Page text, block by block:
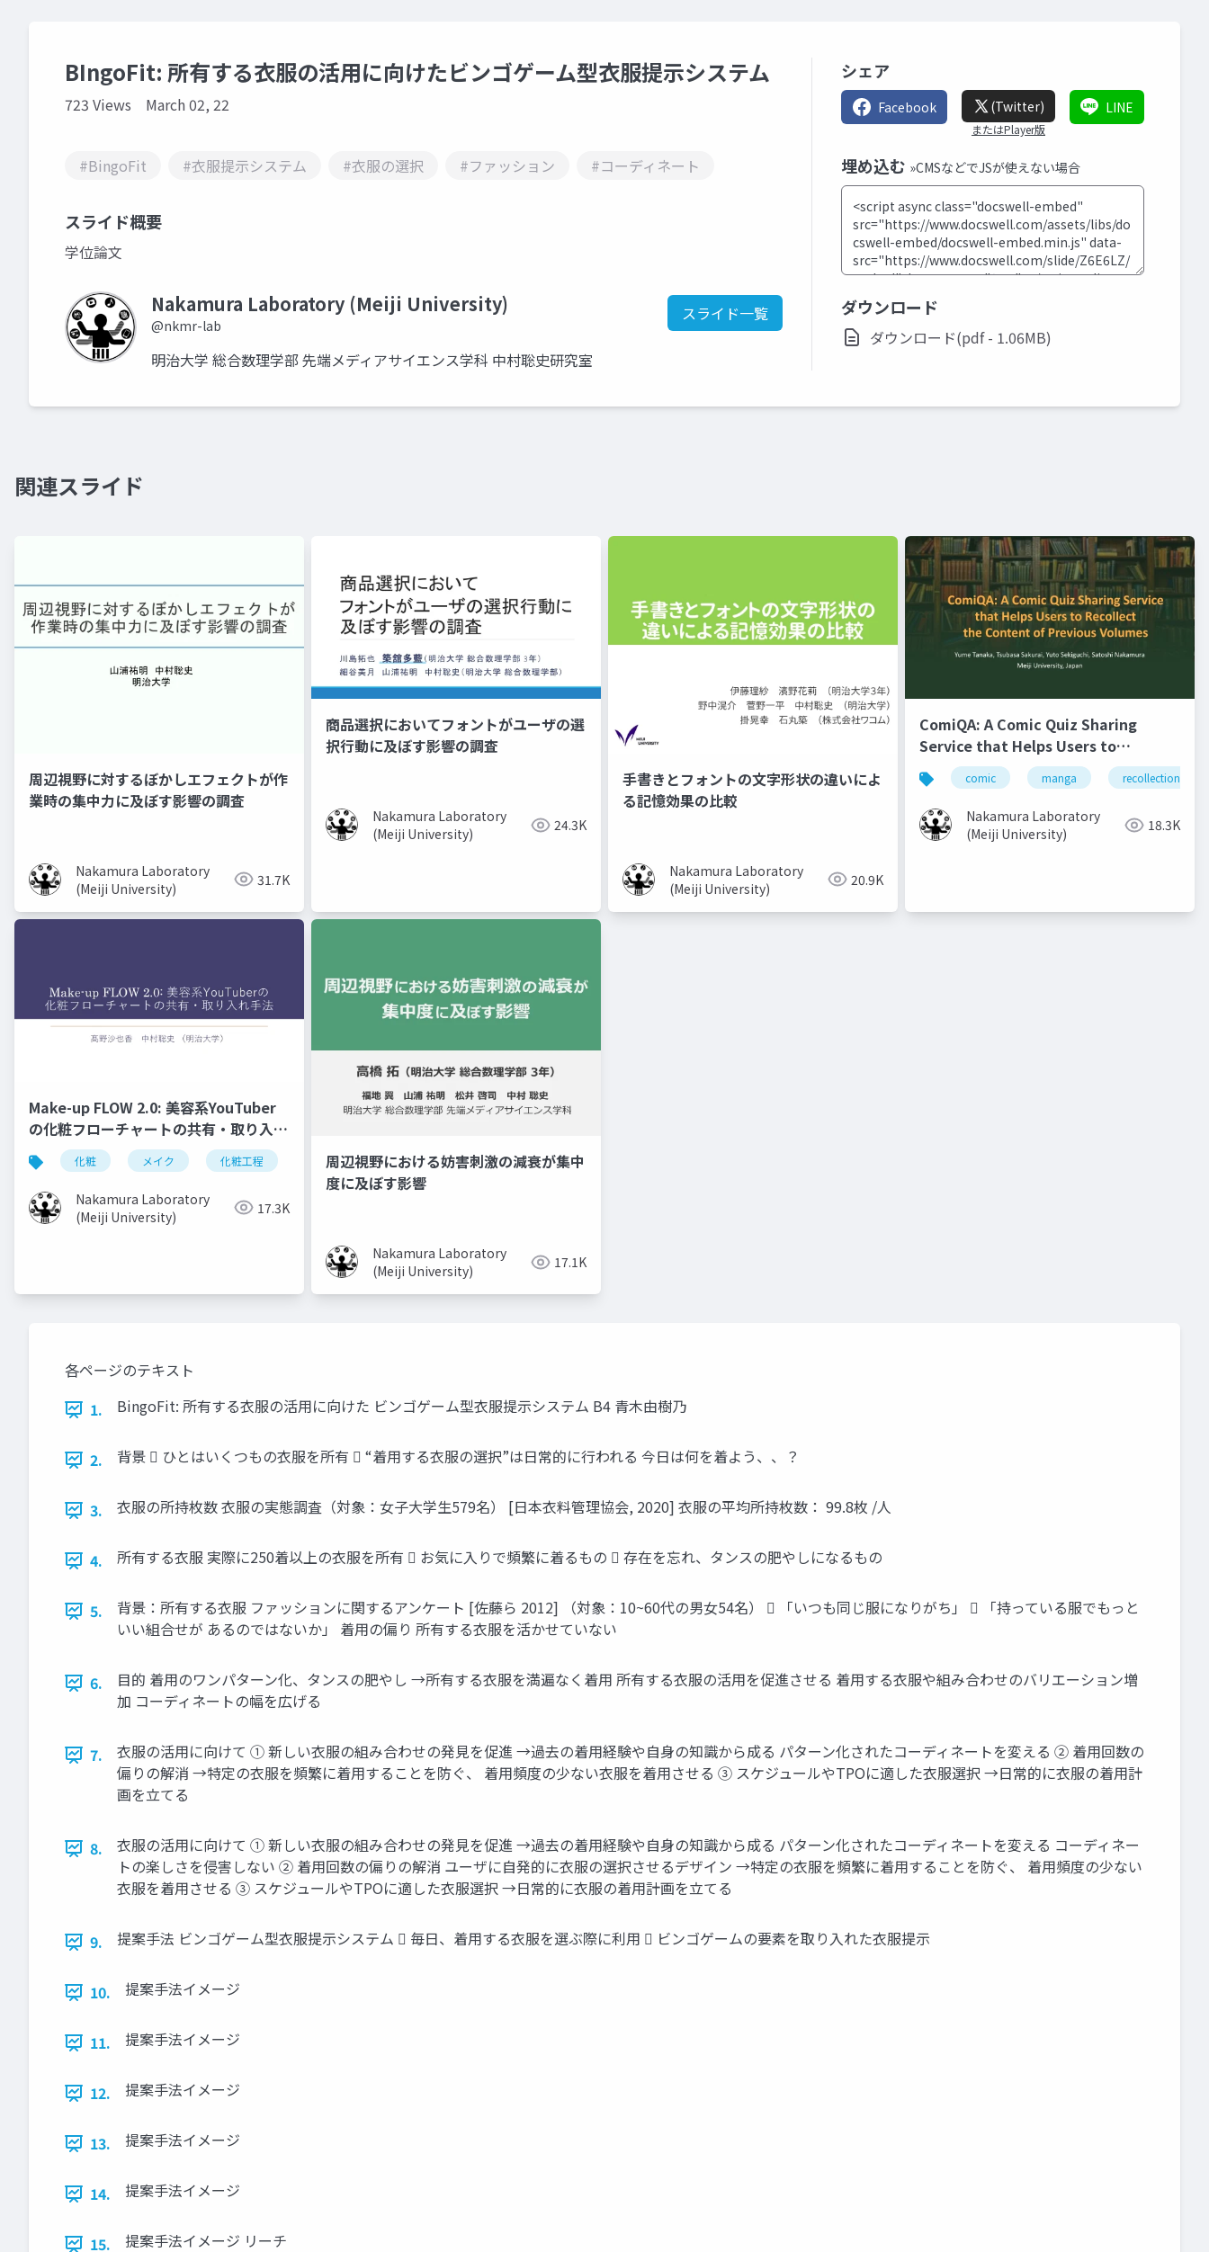
BIngoFit: 所有する衣服の活用に向けたビンゴゲーム型衣服提示システム
723 Views March 02, 22
#BingoFit #衣服提示システム #衣服の選択 #ファッション #コーディネート
スライド概要
学位論文
Nakamura Laboratory (Meiji University)
@nkmr-lab
スライド一覧
明治大学 総合数理学部 先端メディアサイエンス学科 中村聡史研究室
シェア
Facebook (Twitter)
またはPlayer版
LINE
埋め込む »CMSなどでJSが使えない場合
ダウンロード
ダウンロード(pdf - 1.06MB)
関連スライド
周辺視野に対するぼかしエフェクトが作
業時の集中力に及ぼす影響の調査
Nakamura Laboratory
(Meiji University)
31.7K
商品選択においてフォントがユーザの選
択行動に及ぼす影響の調査
Nakamura Laboratory
(Meiji University)
24.3K
手書きとフォントの文字形状の違いによ
る記憶効果の比較
Nakamura Laboratory
(Meiji University)
20.9K
ComiQA: A Comic Quiz Sharing
Service that Helps Users to
Recollect the Content of Previous
Volumes
comic manga recollection
Nakamura Laboratory
(Meiji University)
18.3K
Make-up FLOW 2.0: 美容系YouTuber
の化粧フローチャートの共有・取り入れ
手法
化粧 メイク 化粧工程 フローチャート 美容系youtuber 取り入れ
Nakamura Laboratory
(Meiji University)
17.3K
周辺視野における妨害刺激の減衰が集中
度に及ぼす影響
Nakamura Laboratory
(Meiji University)
17.1K
各ページのテキスト
1.
BingoFit: 所有する衣服の活用に向けた ビンゴゲーム型衣服提示システム B4 青木由樹乃
2. 背景  ひとはいくつもの衣服を所有  “着用する衣服の選択”は日常的に行われる 今日は何を着よう、、？
3. 衣服の所持枚数 衣服の実態調査（対象：女子大学生579名） [日本衣料管理協会, 2020] 衣服の平均所持枚数： 99.8枚 /人
4. 所有する衣服 実際に250着以上の衣服を所有  お気に入りで頻繁に着るもの  存在を忘れ、タンスの肥やしになるもの
5.
背景：所有する衣服 ファッションに関するアンケート [佐藤ら 2012] （対象：10~60代の男女54名）  「いつも同じ服になりがち」  「持っている服でもっと
いい組合せが あるのではないか」 着用の偏り 所有する衣服を活かせていない
6.
目的 着用のワンパターン化、タンスの肥やし →所有する衣服を満遍なく着用 所有する衣服の活用を促進させる 着用する衣服や組み合わせのバリエーション増
加 コーディネートの幅を広げる
7.
衣服の活用に向けて ① 新しい衣服の組み合わせの発見を促進 →過去の着用経験や自身の知識から成る パターン化されたコーディネートを変える ② 着用回数の
偏りの解消 →特定の衣服を頻繁に着用することを防ぐ、 着用頻度の少ない衣服を着用させる ③ スケジュールやTPOに適した衣服選択 →日常的に衣服の着用計
画を立てる
8.
衣服の活用に向けて ① 新しい衣服の組み合わせの発見を促進 →過去の着用経験や自身の知識から成る パターン化されたコーディネートを変える コーディネー
トの楽しさを侵害しない ② 着用回数の偏りの解消 ユーザに自発的に衣服の選択させるデザイン →特定の衣服を頻繁に着用することを防ぐ、 着用頻度の少ない
衣服を着用させる ③ スケジュールやTPOに適した衣服選択 →日常的に衣服の着用計画を立てる
9. 提案手法 ビンゴゲーム型衣服提示システム  毎日、着用する衣服を選ぶ際に利用  ビンゴゲームの要素を取り入れた衣服提示
10. 提案手法イメージ
11. 提案手法イメージ
12. 提案手法イメージ
13. 提案手法イメージ
14. 提案手法イメージ
15. 提案手法イメージ リーチ